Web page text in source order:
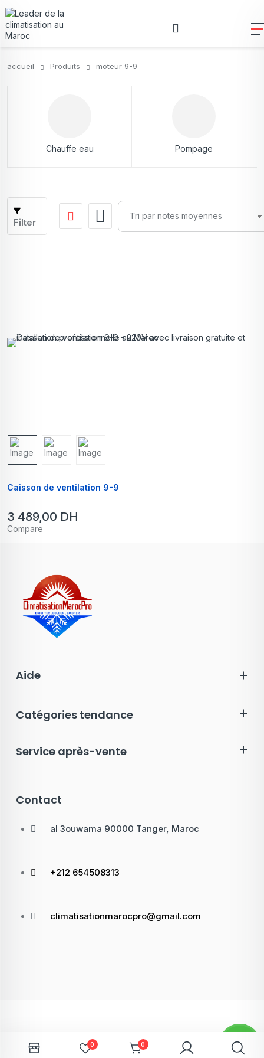
accueil Produits moteur 9-9
Chauffe eau Pompage
Filter
Caisson de ventilation 9-9
3 489,00 DH
Compare
Aide
Catégories tendance
Service après-vente
Contact
al 3ouwama 90000 Tanger, Maroc
+212 654508313
climatisationmarocpro@gmail.com
0 0